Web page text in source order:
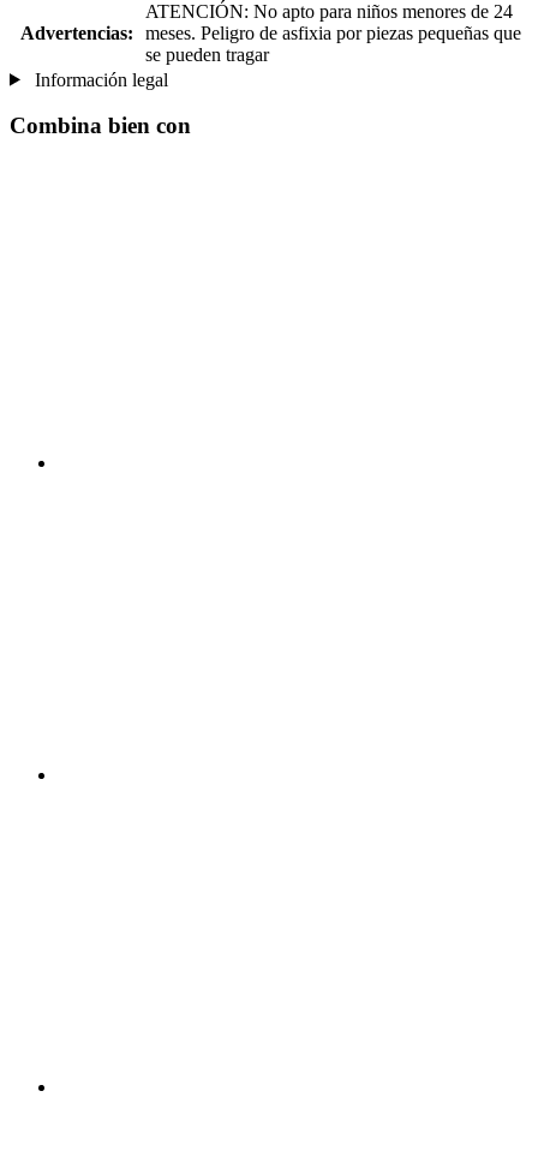
Advertencias:
ATENCIÓN: No apto para niños menores de 24
meses. Peligro de asfixia por piezas pequeñas que
se pueden tragar
Información legal
Combina bien con